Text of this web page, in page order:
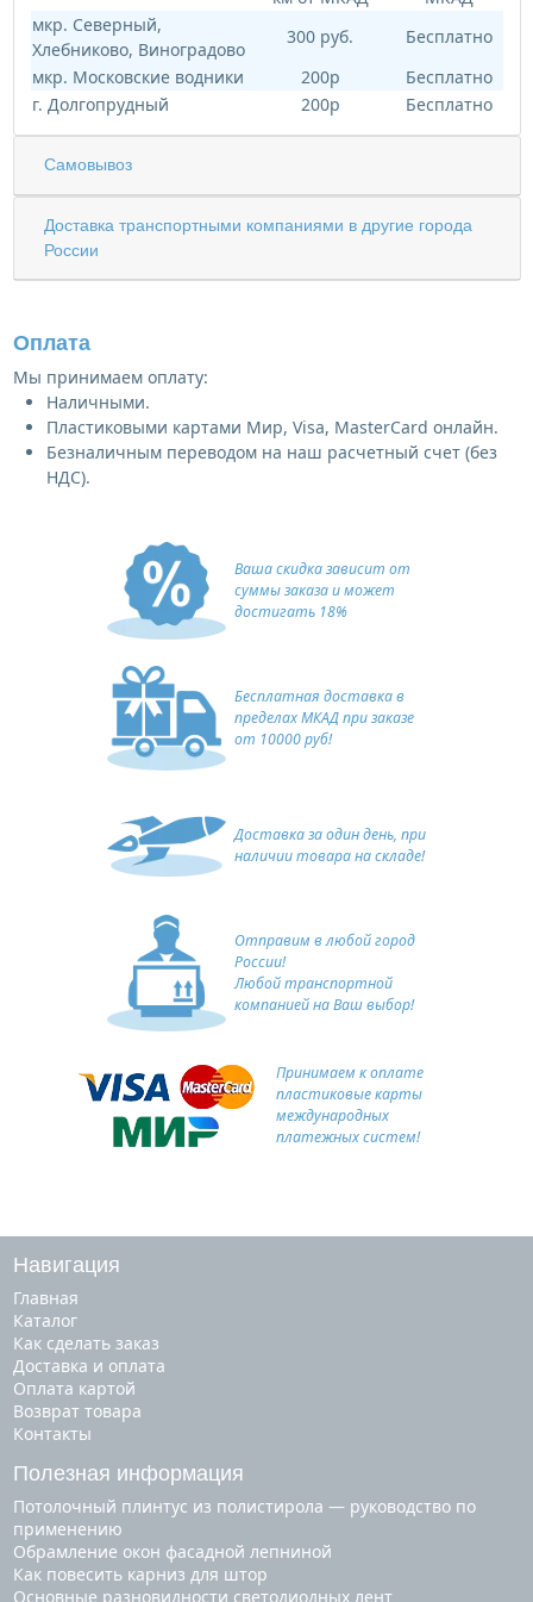
мкр. Северный,
Хлебниково, Виноградово
300 руб.
Бесплатно
мкр. Московские водники
200р
Бесплатно
г. Долгопрудный
200р Бесплатно
Самовывоз
Доставка транспортными компаниями в другие города
России
Оплата
Мы принимаем оплату:
Наличными.
Пластиковыми картами Мир, Visa, MasterCard онлайн.
Безналичным переводом на наш расчетный счет (без
НДС).
Ваша скидка зависит от
суммы заказа и может
достигать 18%
Бесплатная доставка в
пределах МКАД при заказе
от 10000 руб!
Доставка за один день, при
наличии товара на складе!
Отправим в любой город
России!
Любой транспортной
компанией на Ваш выбор!
Принимаем к оплате
пластиковые карты
международных
платежных систем!
Навигация
Главная
Каталог
Как сделать заказ
Доставка и оплата
Оплата картой
Возврат товара
Контакты
Полезная информация
Потолочный плинтус из полистирола — руководство по
применению
Обрамление окон фасадной лепниной
Как повесить карниз для штор
Основные разновидности светодиодных лент